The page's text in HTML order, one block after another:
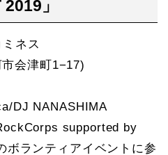
」
ネス
会津町1−17)
DJ NANASHIMA
supported by
ボランティアイベントに参